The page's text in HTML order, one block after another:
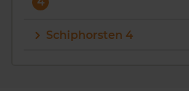
Maandag t/m vrijdag - 08:00 -18:00
Schiphorsten 4